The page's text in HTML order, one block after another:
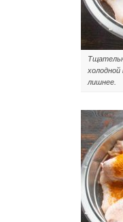
холодной
лишнее.